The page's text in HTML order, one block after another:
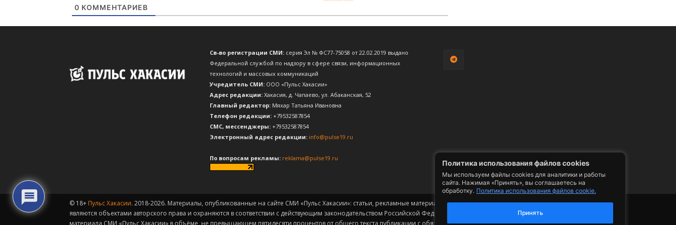
Политика использования файлов cookies
Мы используем файлы cookies для аналитики и работы
сайта. Нажимая «Принять», вы соглашаетесь на
обработку. Политика использования файлов cookie.
Принять
0 КОММЕНТАРИЕВ
Св-во регистрации СМИ: серия Эл № ФС77-75058 от 22.02.2019 выдано
Федеральной службой по надзору в сфере связи, информационных
технологий и массовых коммуникаций
Учредитель СМИ: ООО «Пульс Хакасии»
Адрес редакции: Хакасия, д. Чапаево, ул. Абаканская, 52
Главный редактор: Мяхар Татьяна Ивановна
Телефон редакции: +79532587854
CМС, мессенджеры: +79532587854
Электронный адрес редакции: info@pulse19.ru
По вопросам рекламы: reklama@pulse19.ru
© 18+ Пульс Хакасии. 2018-2026. Материалы, опубликованные на сайте СМИ «Пульс Хакасии»: статьи, рекламные материалы, фото, видео, телепрограммы и телепередачи -
являются объектами авторского права и охраняются в соответствии с действующим законодательством Российской Федерации. Допускается цитирование авторского
материала СМИ «Пульс Хакасии» в объёме, не превышающем пятидесяти процентов от общего текста публикации с обязательным размещением гиперссылки на страницу